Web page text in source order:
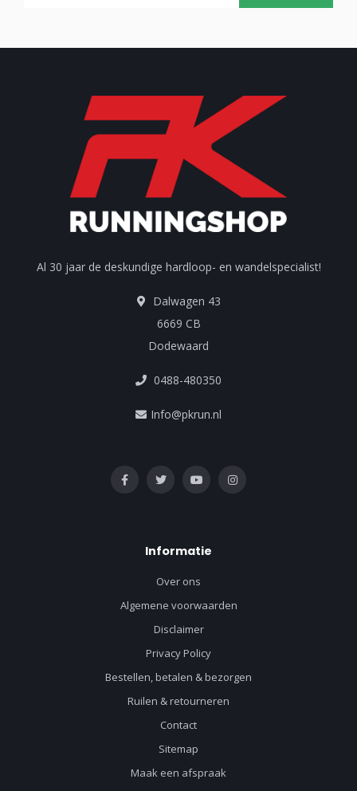
Al 30 jaar de deskundige hardloop- en wandelspecialist!
Dalwagen 43
6669 CB
Dodewaard
0488-480350
Info@pkrun.nl
Informatie
Over ons
Algemene voorwaarden
Disclaimer
Privacy Policy
Bestellen, betalen & bezorgen
Ruilen & retourneren
Contact
Sitemap
Maak een afspraak